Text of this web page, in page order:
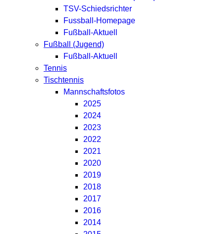
TSV-Schiedsrichter
Fussball-Homepage
Fußball-Aktuell
Fußball (Jugend)
Fußball-Aktuell
Tennis
Tischtennis
Mannschaftsfotos
2025
2024
2023
2022
2021
2020
2019
2018
2017
2016
2014